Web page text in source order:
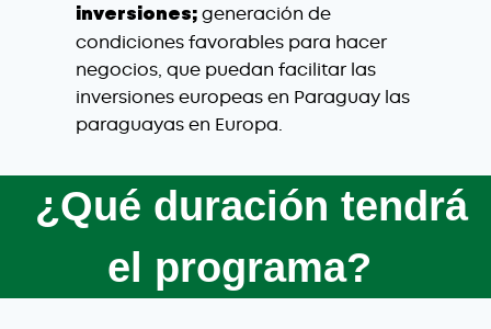
inversiones; generación de
condiciones favorables para hacer
negocios, que puedan facilitar las
inversiones europeas en Paraguay las
paraguayas en Europa.
¿Qué duración tendrá
el programa?